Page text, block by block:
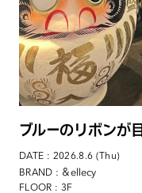
ブルーのリボンが
DATE : 2026.8.6 (Thu)
BRAND : ＆ellecy
FLOOR : 3F